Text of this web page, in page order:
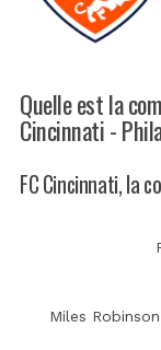
Quelle est la
Cincinnati -
FC Cincinnati, la
Miles